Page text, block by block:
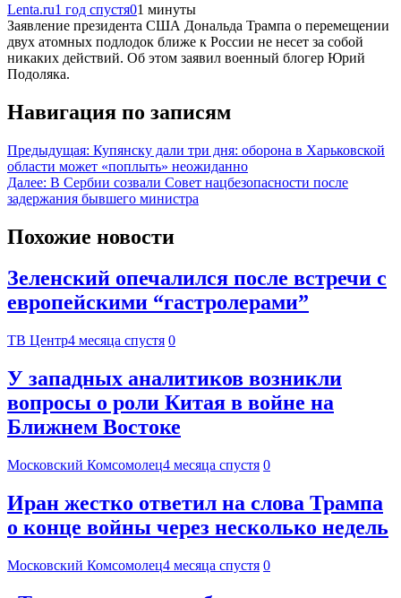
Lenta.ru1 год спустя01 минуты
Заявление президента США Дональда Трампа о перемещении
двух атомных подлодок ближе к России не несет за собой
никаких действий. Об этом заявил военный блогер Юрий
Подоляка.
Навигация по записям
Предыдущая: Купянску дали три дня: оборона в Харьковской
области может «поплыть» неожиданно
Далее: В Сербии созвали Совет нацбезопасности после
задержания бывшего министра
Похожие новости
Зеленский опечалился после встречи с
европейскими “гастролерами”
ТВ Центр4 месяца спустя 0
У западных аналитиков возникли
вопросы о роли Китая в войне на
Ближнем Востоке
Московский Комсомолец4 месяца спустя 0
Иран жестко ответил на слова Трампа
о конце войны через несколько недель
Московский Комсомолец4 месяца спустя 0